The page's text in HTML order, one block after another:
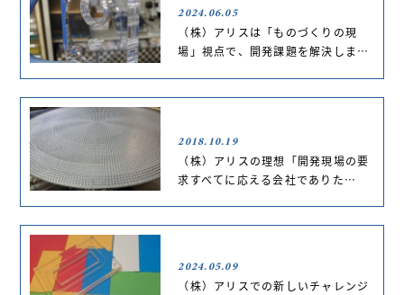
2024.06.05
（株）アリスは「ものづくりの現
場」視点で、開発課題を解決しま…
2018.10.19
（株）アリスの理想「開発現場の要
求すべてに応える会社でありた…
2024.05.09
（株）アリスでの新しいチャレンジ